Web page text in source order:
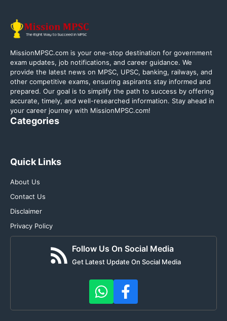
MissionMPSC.com is your one-stop destination for government
exam updates, job notifications, and career guidance. We
provide the latest news on MPSC, UPSC, banking, railways, and
other competitive exams, ensuring aspirants stay informed and
prepared. Our goal is to simplify the path to success by offering
accurate, timely, and well-researched information. Stay ahead in
your career journey with MissionMPSC.com!
Categories
Quick Links
About Us
Contact Us
Disclaimer
Privacy Policy
Follow Us On Social Media
Get Latest Update On Social Media